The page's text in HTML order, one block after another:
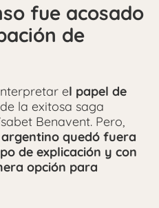
fue acosado
de
el papel de
la exitosa saga
Benavent. Pero,
quedó fuera
de explicación y con
opción para